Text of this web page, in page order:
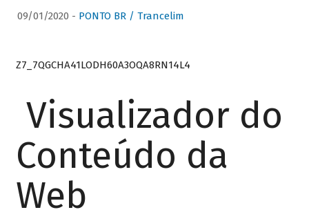
09/01/2020 - PONTO BR / Trancelim
Z7_7QGCHA41LODH60A3OQA8RN14L4
Visualizador do
Conteúdo da
Web